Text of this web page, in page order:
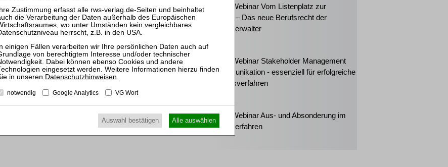
Praktiker-Webinar Vom Listenplatz zur
Zulassung – Das neue Berufsrecht der
Insolvenzverwalter
25.11.2026
Praktiker-Webinar Stakeholder Management
und Kommunikation - essenziell für erfolgreiche
Sanierungsverfahren
16.11.2026
Praktiker-Webinar Aus- und Absonderung im
Insolvenzverfahren
Datenschutzhinweisen.
notwendig Google Analytics VG Wort
Auswahl bestätigen Alle auswählen